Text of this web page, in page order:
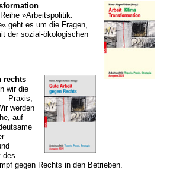
»Arbeitspolitik:
geht es um die Fragen,
der sozial-ökologischen
rechts
wir die
Praxis,
werden
auf
des
gegen Rechts in den Betrieben.